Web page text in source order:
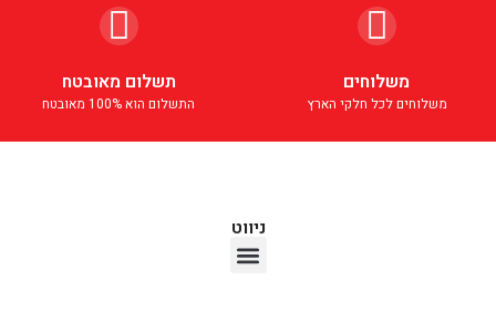
משלוחים
משלוחים לכל חלקי הארץ
תשלום מאובטח
התשלום הוא 100% מאובטח
ניווט